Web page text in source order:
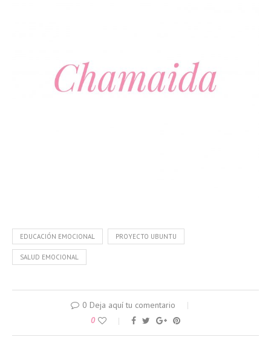
EDUCACIÓN EMOCIONAL PROYECTO UBUNTU
SALUD EMOCIONAL
0 Deja aquí tu comentario
0